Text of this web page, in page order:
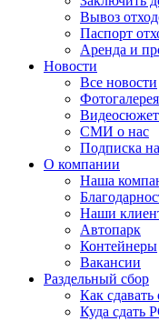
Вывоз
Паспорт
Аренда и
Новости
Все новости
Фотогалерея
СМИ о нас
Подписка
О компании
Наша
Наши
Автопарк
Контейнеры
Вакансии
Раздельный сбор
Как сдавать
Куда сдать